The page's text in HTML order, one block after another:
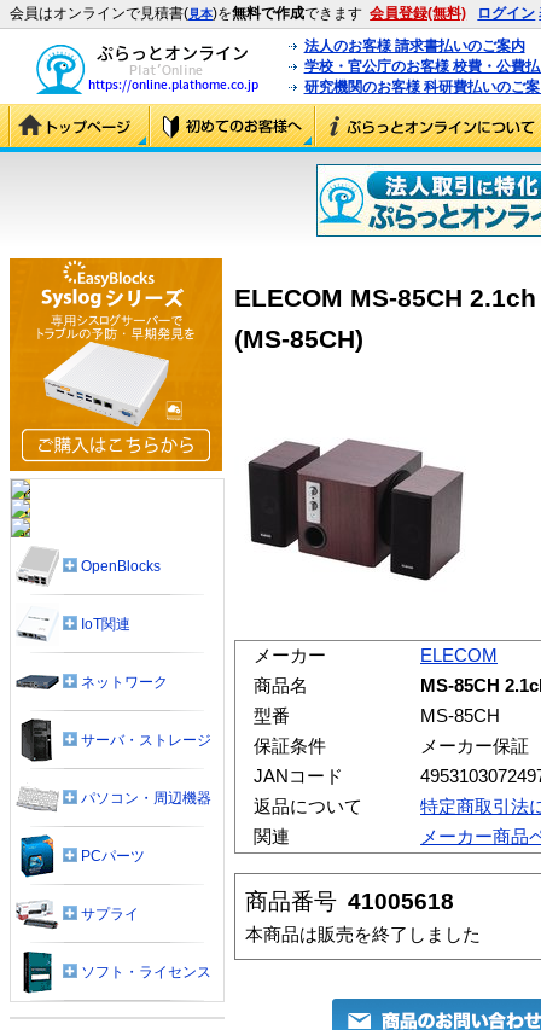
会員はオンラインで見積書(見本)を無料で作成できます 会員登録(無料) ログイン
法人のお客様 請求書払いのご案内
学校・官公庁のお客様 校費・公費
研究機関のお客様 科研費払いのご
ELECOM MS-85CH
(MS-85CH)
メーカー
ELECOM
商品名
MS-85CH
型番
MS-85CH
保証条件
メーカー保証
JANコード
返品について
特定商取引法
関連
メーカー商品
商品番号 41005618
本商品は販売を終了しました
OpenBlocks
IoT関連
ネットワーク
サーバ・ストレージ
パソコン・周辺機器
PCパーツ
サプライ
ソフト・ライセンス